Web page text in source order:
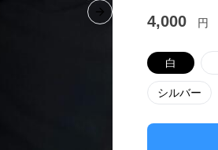
Next slide 4,000 円
白
シルバー